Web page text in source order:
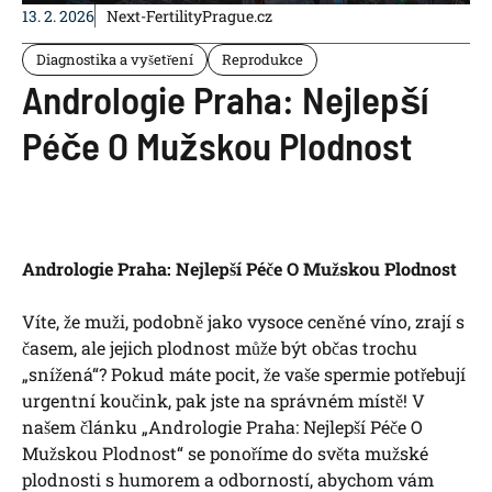
13. 2. 2026 Next-FertilityPrague.cz
Diagnostika a vyšetření Reprodukce
Andrologie Praha: Nejlepší
Péče O Mužskou Plodnost
Andrologie Praha: Nejlepší Péče O Mužskou Plodnost
Víte, že muži, podobně jako vysoce ceněné víno, zrají s
časem, ale jejich plodnost může být občas trochu
„snížená“? Pokud máte pocit, že vaše spermie potřebují
urgentní koučink, pak jste na správném místě! V
našem článku „Andrologie Praha: Nejlepší Péče O
Mužskou Plodnost“ se ponoříme do světa mužské
plodnosti s humorem a odborností, abychom vám